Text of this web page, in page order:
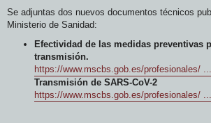
n
a
Se adjuntas dos nuevos documentos técnicos
Ministerio de Sanidad:
Efectividad de las medidas preventivas
transmisión.
https://www.mscbs.gob.es/profesionales/
Transmisión de SARS-CoV-2
https://www.mscbs.gob.es/profesionales/